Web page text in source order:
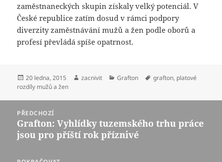
zaměstnaneckých skupin získaly velký potenciál. V
České republice zatím dosud v rámci podpory
diverzity zaměstnávání mužů a žen podle oborů a
profesí převládá spíše opatrnost.
Publikováno:
20 ledna, 2015 Autor:
zacnivit Rubriky:
Grafton Štítky:
grafton, platové
rozdíly mužů a žen
příspěvek
PŘEDCHOZÍ
Předchozí
příspěvek:
Grafton: Vyhlídky tuzemského trhu práce
jsou pro příští rok příznivé